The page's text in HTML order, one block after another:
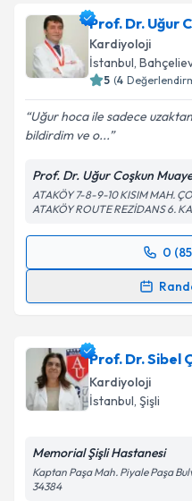
Prof. Dr. Uğur
Kardiyoloji
İstanbul,
5 (4
Uğur hoca ile sadece
bildirdim ve o...
Prof. Dr. Uğur Coşkun
ATAKÖY 7-8-9-10 KISIM MAH.
ATAKÖY ROUTE REZİDANS 6.
0
Randevu Takvimi
takvim
E-posta Adresiniz
Kişisel verilerimin
Prof. Dr. Sibel
Kardiyoloji
İstanbul, Şişli
Memorial Şişli Hastanesi
Kaptan Paşa Mah. Piyale Paşa
34384